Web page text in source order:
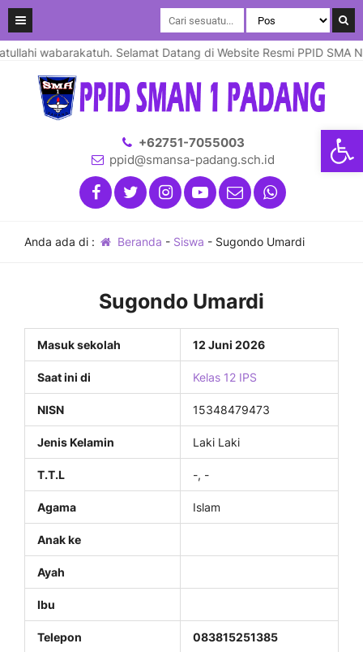
wabarakatuh. Selamat Datang di Website Resmi PPID
+62751-7055003
ppid@smansa-padang.sch.id
Anda ada di : Beranda - Siswa - Sugondo Umardi
Sugondo Umardi
Masuk sekolah 12 Juni 2026
Saat ini di Kelas 12 IPS
NISN 15348479473
Jenis Kelamin Laki Laki
T.T.L -, -
Agama Islam
Anak ke
Ayah
Ibu
Telepon 083815251385